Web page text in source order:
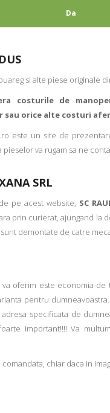
Da
si alte piese originale
costurile de
sau orice alte costuri
este un site de
va rugam sa ne
SRL
pe acest website, SC
prin curierat, ajungand la
demontate de catre
oferim este economia
pentru
specificata de
important!!!! Va
comandata, chiar daca in